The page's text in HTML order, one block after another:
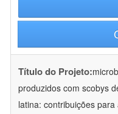
Título do Projeto:
produzidos com scobys
latina: contribuições